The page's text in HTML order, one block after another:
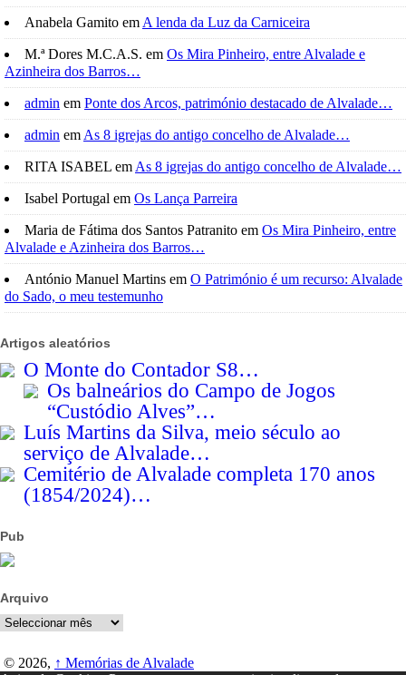
Anabela Gamito em A lenda da Luz da Carniceira
M.ª Dores M.C.A.S. em Os Mira Pinheiro, entre Alvalade e
Azinheira dos Barros…
admin em Ponte dos Arcos, património destacado de Alvalade…
admin em As 8 igrejas do antigo concelho de Alvalade…
RITA ISABEL em As 8 igrejas do antigo concelho de Alvalade…
Isabel Portugal em Os Lança Parreira
Maria de Fátima dos Santos Patranito em Os Mira Pinheiro, entre
Alvalade e Azinheira dos Barros…
António Manuel Martins em O Património é um recurso: Alvalade
do Sado, o meu testemunho
Artigos aleatórios
O Monte do Contador S8…
Os balneários do Campo de Jogos
“Custódio Alves”…
Luís Martins da Silva, meio século ao
serviço de Alvalade…
Cemitério de Alvalade completa 170 anos
(1854/2024)…
Pub
Arquivo
Arquivo
© 2026, ↑ Memórias de Alvalade